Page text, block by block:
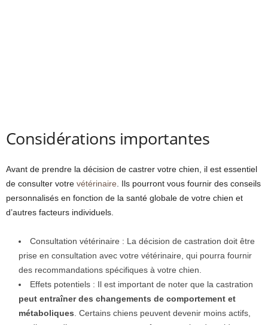
Considérations importantes
Avant de prendre la décision de castrer votre chien, il est essentiel
de consulter votre vétérinaire . Ils pourront vous fournir des conseils
personnalisés en fonction de la santé globale de votre chien et
d’autres facteurs individuels.
Consultation vétérinaire : La décision de castration doit être
prise en consultation avec votre vétérinaire, qui pourra fournir
des recommandations spécifiques à votre chien.
Effets potentiels : Il est important de noter que la castration
peut entraîner des changements de comportement et
métaboliques . Certains chiens peuvent devenir moins actifs,